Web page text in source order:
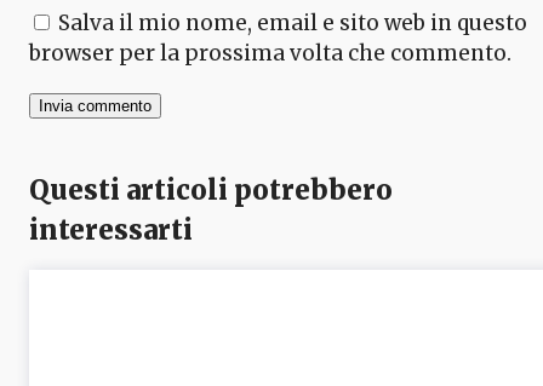
Salva il mio nome, email e sito web in questo
browser per la prossima volta che commento.
Questi articoli potrebbero
interessarti